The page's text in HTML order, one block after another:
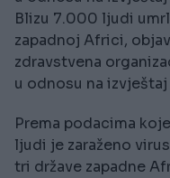
Blizu 7.000 ljudi
zapadnoj Africi,
zdravstvena
u odnosu na
Prema podacima
ljudi je zaraženo
tri države zapadne